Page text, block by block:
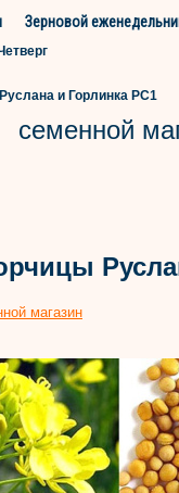
Зерновой
и Горлинка РС1
семенной
магазин